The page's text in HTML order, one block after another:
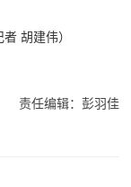
胡建伟）
责任编辑：彭羽佳